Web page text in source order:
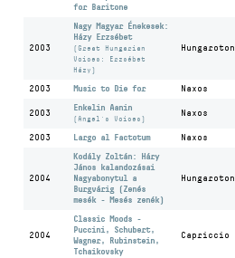
for Baritone
2003
Nagy Magyar Énekesek:
Házy Erzsébet
(Great Hungarian
Voices: Erzsébet
Házy)
Hungaroton
2003 Music to Die for Naxos
2003
Enkelin Aanin
(Angel's Voices)
Naxos
2003 Largo al Factotum Naxos
2004
Kodály Zoltán: Háry
János kalandozásai
Nagyabonytul a
Burgvárig (Zenés
mesék - Mesés zenék)
Hungaroton
2004
Classic Moods -
Puccini, Schubert,
Wagner, Rubinstein,
Tchaikovsky
Capriccio